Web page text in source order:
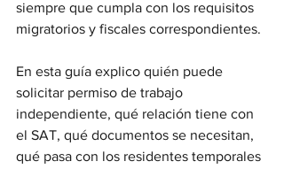
siempre que cumpla con los requisitos
migratorios y fiscales correspondientes.
En esta guía explico quién puede
solicitar permiso de trabajo
independiente, qué relación tiene con
el SAT, qué documentos se necesitan,
qué pasa con los residentes temporales